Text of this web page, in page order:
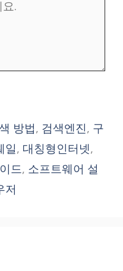
방법, 검색엔진, 구
일, 대칭형인터넷,
드, 소프트웨어 설
저